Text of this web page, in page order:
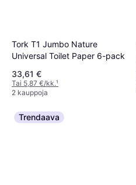
Tork T1 Jumbo Nature
Universal Toilet Paper 6-pack
33,61 €
Tai 5,87 €/kk.¹
2 kauppoja
Trendaava